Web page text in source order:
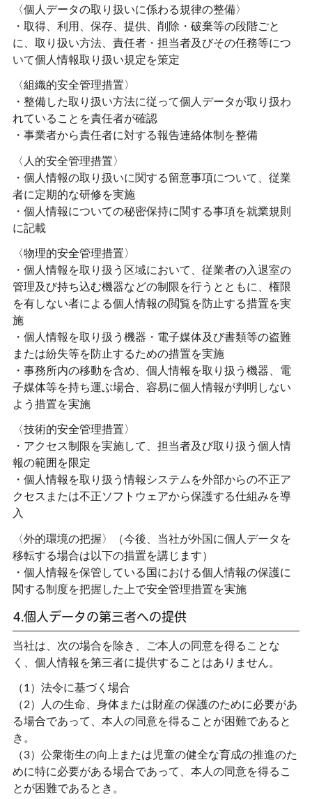
〈個人データの取り扱いに係わる規律の整備〉
・取得、利用、保存、提供、削除・破棄等の段階ごと
に、取り扱い方法、責任者・担当者及びその任務等につ
いて個人情報取り扱い規定を策定
〈組織的安全管理措置〉
・整備した取り扱い方法に従って個人データが取り扱わ
れていることを責任者が確認
・事業者から責任者に対する報告連絡体制を整備
〈人的安全管理措置〉
・個人情報の取り扱いに関する留意事項について、従業
者に定期的な研修を実施
・個人情報についての秘密保持に関する事項を就業規則
に記載
〈物理的安全管理措置〉
・個人情報を取り扱う区域において、従業者の入退室の
管理及び持ち込む機器などの制限を行うとともに、権限
を有しない者による個人情報の閲覧を防止する措置を実
施
・個人情報を取り扱う機器・電子媒体及び書類等の盗難
または紛失等を防止するための措置を実施
・事務所内の移動を含め、個人情報を取り扱う機器、電
子媒体等を持ち運ぶ場合、容易に個人情報が判明しない
よう措置を実施
〈技術的安全管理措置〉
・アクセス制限を実施して、担当者及び取り扱う個人情
報の範囲を限定
・個人情報を取り扱う情報システムを外部からの不正ア
クセスまたは不正ソフトウェアから保護する仕組みを導
入
〈外的環境の把握〉（今後、当社が外国に個人データを
移転する場合は以下の措置を講じます）
・個人情報を保管している国における個人情報の保護に
関する制度を把握した上で安全管理措置を実施
4.個人データの第三者への提供
当社は、次の場合を除き、ご本人の同意を得ることな
く、個人情報を第三者に提供することはありません。
（1）法令に基づく場合
（2）人の生命、身体または財産の保護のために必要があ
る場合であって、本人の同意を得ることが困難であると
き。
（3）公衆衛生の向上または児童の健全な育成の推進のた
めに特に必要がある場合であって、本人の同意を得るこ
とが困難であるとき。